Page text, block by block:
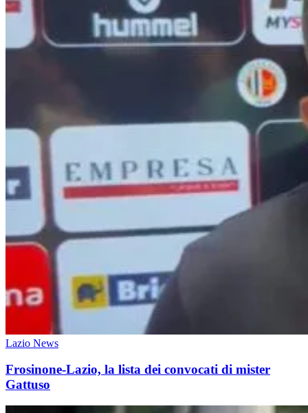
Lazio News
Frosinone-Lazio, la lista dei convocati di mister
Gattuso